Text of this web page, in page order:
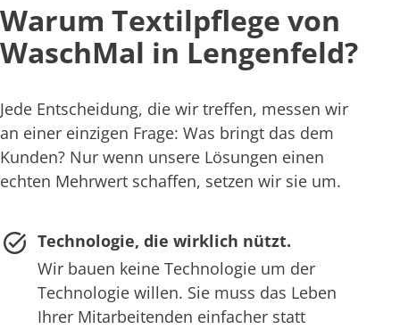
Warum Textilpflege von
WaschMal in Lengenfeld?
Jede Entscheidung, die wir treffen, messen wir
an einer einzigen Frage: Was bringt das dem
Kunden? Nur wenn unsere Lösungen einen
echten Mehrwert schaffen, setzen wir sie um.
Technologie, die wirklich nützt.
Wir bauen keine Technologie um der
Technologie willen. Sie muss das Leben
Ihrer Mitarbeitenden einfacher statt